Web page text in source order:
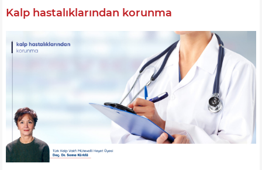
Kalp hastalıklarından korunma